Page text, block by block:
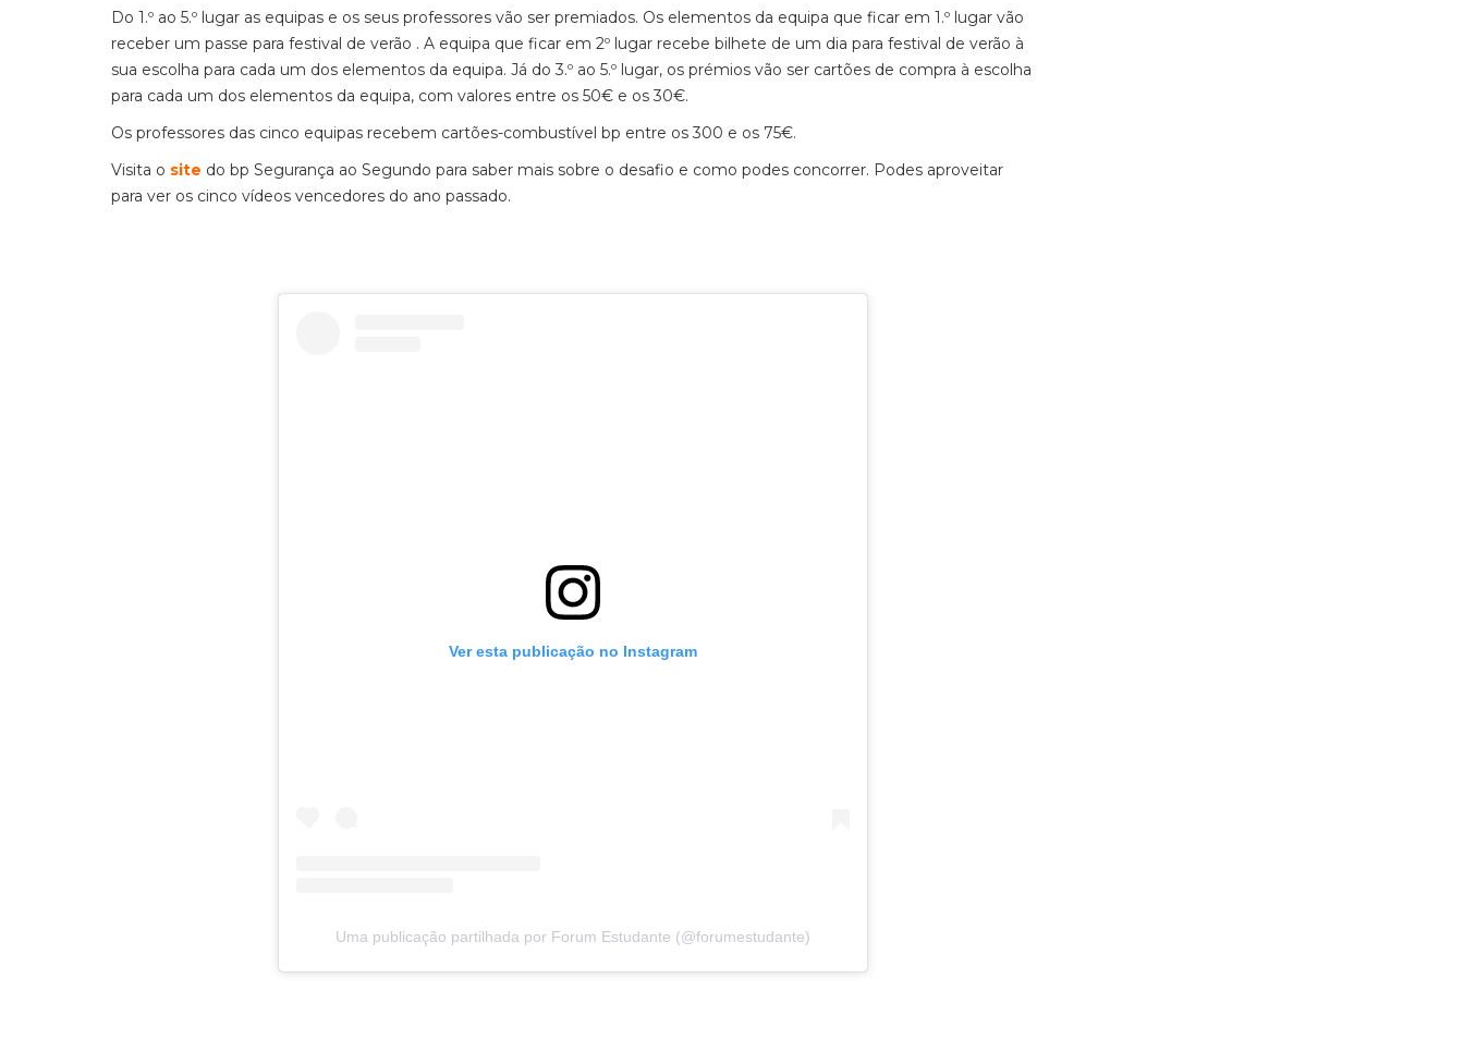
Do 1.º ao 5.º lugar as equipas e os seus professores vão ser premiados. Os elementos da equipa que ficar em 1.º lugar vão
receber um passe para festival de verão . A equipa que ficar em 2º lugar recebe bilhete de um dia para festival de verão à
sua escolha para cada um dos elementos da equipa. Já do 3.º ao 5.º lugar, os prémios vão ser cartões de compra à escolha
para cada um dos elementos da equipa, com valores entre os 50€ e os 30€.
Os professores das cinco equipas recebem cartões-combustível bp entre os 300 e os 75€.
Visita o site do bp Segurança ao Segundo para saber mais sobre o desafio e como podes concorrer. Podes aproveitar
para ver os cinco vídeos vencedores do ano passado.
Ver esta publicação no Instagram
Uma publicação partilhada por Forum Estudante (@forumestudante)